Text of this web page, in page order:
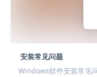
安装常见问题
Windows软件安装常见